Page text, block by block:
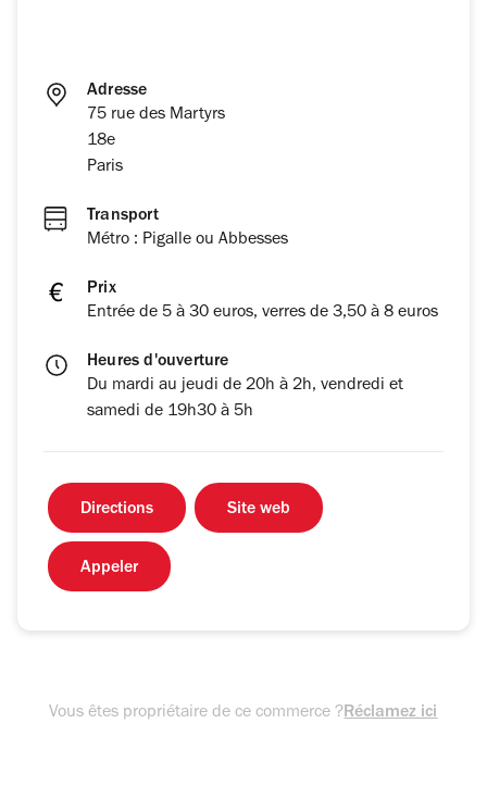
Adresse
75 rue des Martyrs
18e
Paris
Transport
Métro : Pigalle ou Abbesses
Prix
Entrée de 5 à 30 euros, verres de 3,50 à 8 euros
Heures d'ouverture
Du mardi au jeudi de 20h à 2h, vendredi et
samedi de 19h30 à 5h
Directions Site web
Appeler
Vous êtes propriétaire de ce commerce ?Réclamez ici